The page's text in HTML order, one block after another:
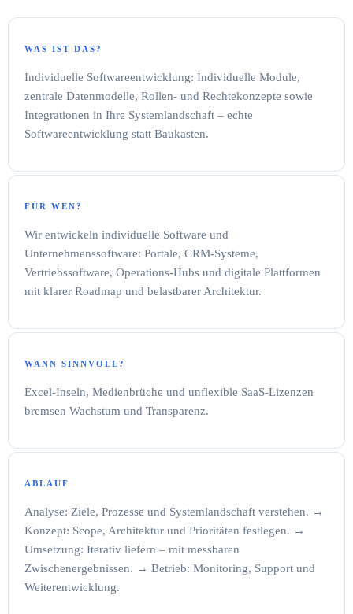
WAS IST DAS?
Individuelle Softwareentwicklung: Individuelle Module,
zentrale Datenmodelle, Rollen- und Rechtekonzepte sowie
Integrationen in Ihre Systemlandschaft – echte
Softwareentwicklung statt Baukasten.
FÜR WEN?
Wir entwickeln individuelle Software und
Unternehmenssoftware: Portale, CRM-Systeme,
Vertriebssoftware, Operations-Hubs und digitale Plattformen
mit klarer Roadmap und belastbarer Architektur.
WANN SINNVOLL?
Excel-Inseln, Medienbrüche und unflexible SaaS-Lizenzen
bremsen Wachstum und Transparenz.
ABLAUF
Analyse: Ziele, Prozesse und Systemlandschaft verstehen. →
Konzept: Scope, Architektur und Prioritäten festlegen. →
Umsetzung: Iterativ liefern – mit messbaren
Zwischenergebnissen. → Betrieb: Monitoring, Support und
Weiterentwicklung.